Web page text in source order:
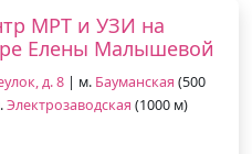
МРТ и УЗИ на
Елены Малышевой
д. 8 | м. Бауманская (500
Электрозаводская (1000 м)